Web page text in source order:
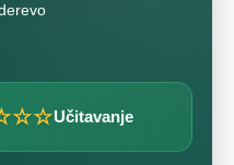
Učitavanje